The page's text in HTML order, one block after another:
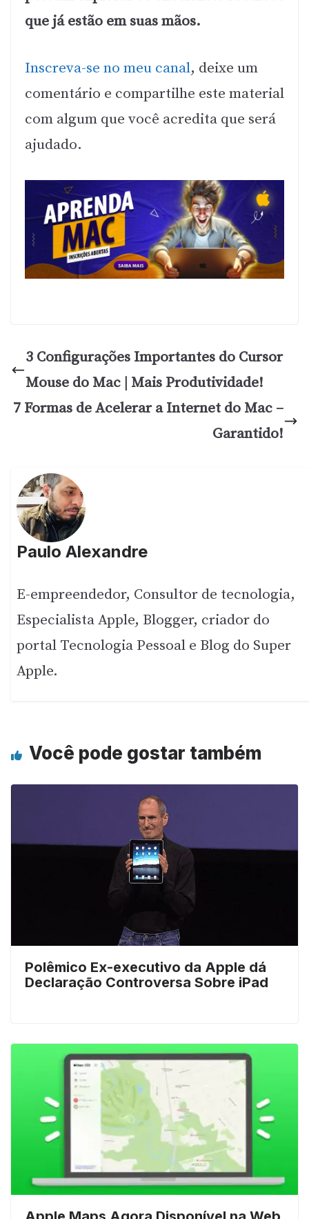
que já estão em suas mãos.
Inscreva-se no meu canal, deixe um
comentário e compartilhe este material
com algum que você acredita que será
ajudado.
3 Configurações Importantes do Cursor
Mouse do Mac | Mais Produtividade!
7 Formas de Acelerar a Internet do Mac –
Garantido!
Paulo Alexandre
E-empreendedor, Consultor de tecnologia,
Especialista Apple, Blogger, criador do
portal Tecnologia Pessoal e Blog do Super
Apple.
Você pode gostar também
Polêmico Ex-executivo da Apple dá
Declaração Controversa Sobre iPad